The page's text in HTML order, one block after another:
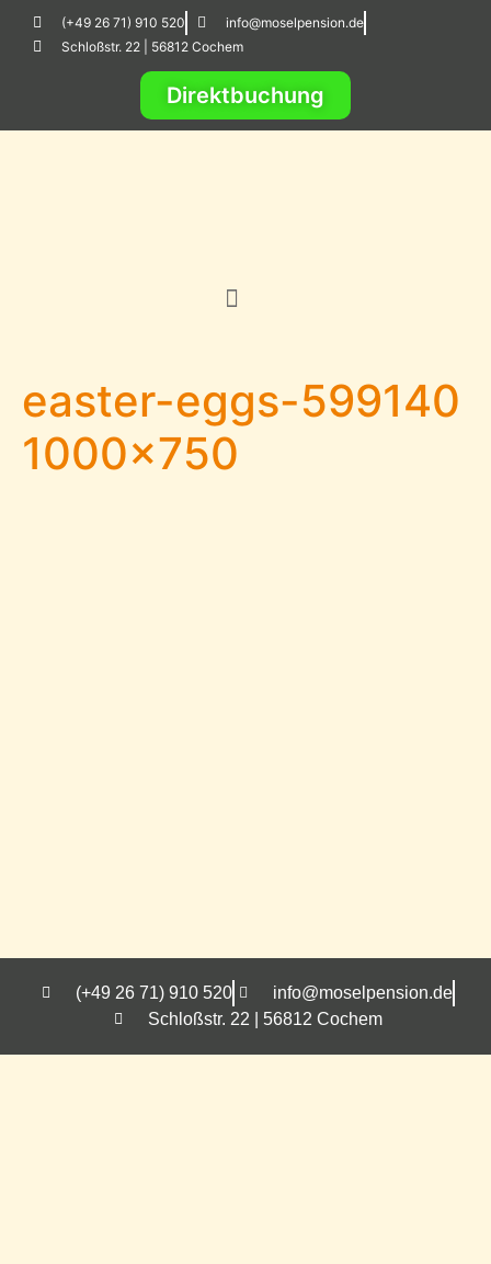
(+49 26 71) 910 520
info@moselpension.de
Schloßstr. 22 | 56812 Cochem
Direktbuchung
easter-eggs-599140
1000×750
(+49 26 71) 910 520
info@moselpension.de
Schloßstr. 22 | 56812 Cochem